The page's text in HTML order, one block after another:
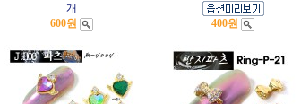
개
600원
400원